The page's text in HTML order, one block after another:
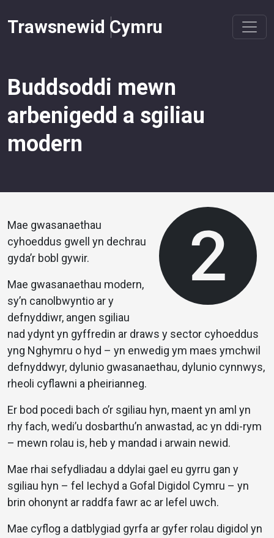
Trawsnewid Cymru
Buddsoddi mewn
arbenigedd a sgiliau
modern
Mae gwasanaethau
cyhoeddus gwell yn dechrau
gyda’r bobl gywir.
Mae gwasanaethau modern,
sy’n canolbwyntio ar y
defnyddiwr, angen sgiliau
nad ydynt yn gyffredin ar draws y sector cyhoeddus
yng Nghymru o hyd – yn enwedig ym maes ymchwil
defnyddwyr, dylunio gwasanaethau, dylunio cynnwys,
rheoli cyflawni a pheirianneg.
Er bod pocedi bach o’r sgiliau hyn, maent yn aml yn
rhy fach, wedi’u dosbarthu’n anwastad, ac yn ddi-rym
– mewn rolau is, heb y mandad i arwain newid.
Mae rhai sefydliadau a ddylai gael eu gyrru gan y
sgiliau hyn – fel Iechyd a Gofal Digidol Cymru – yn
brin ohonynt ar raddfa fawr ac ar lefel uwch.
Mae cyflog a datblygiad gyrfa ar gyfer rolau digidol yn